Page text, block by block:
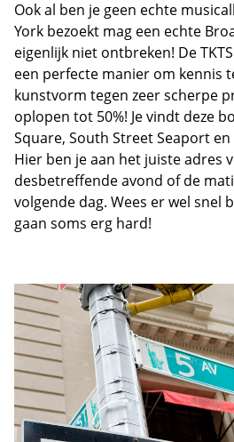
Ook al ben je geen echte
York bezoekt mag een echte
eigenlijk niet ontbreken! De
een perfecte manier om kennis
kunstvorm tegen zeer scherpe
oplopen tot 50%! Je vindt deze
Square, South Street Seaport
Hier ben je aan het juiste adres
desbetreffende avond of de
volgende dag. Wees er wel snel
gaan soms erg hard!